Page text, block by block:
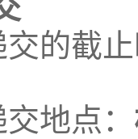
交的截
地点：